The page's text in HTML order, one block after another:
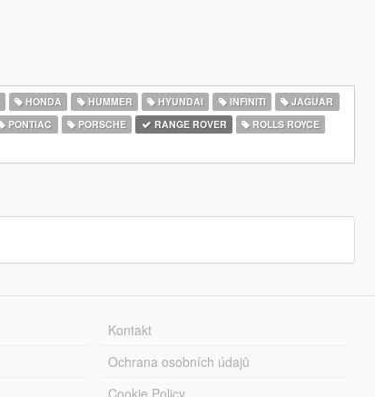
HONDA HUMMER HYUNDAI INFINITI
JAGUAR
PONTIAC PORSCHE RANGE ROVER
ROLLS ROYCE
Kontakt
Ochrana osobních údajů
Cookie Policy